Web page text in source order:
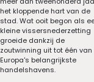
het kloppende hart van de
stad. Wat ooit begon als
kleine vissersnederzetting
groeide dankzij de
zoutwinning uit tot één van
Europa's belangrijkste
handelshavens.